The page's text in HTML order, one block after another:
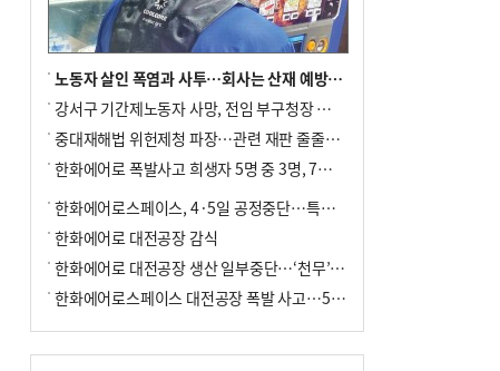
노동자 살인 폭염과 사투…회사는 산재 예방·전기료 절감 전력
강서구 기간제노동자 사망, 전임 부구청장 檢 송치
중대재해법 위헌제청 파장…관련 재판 줄줄이 브레이크
한화에어로 폭발사고 희생자 5명 중 3명, 7일 영면
한화에어로스페이스, 4·5일 공정중단…특별 안전점검
한화에어로 대전공장 감식
한화에어로 대전공장 생산 일부중단…‘천무’ 수출 비상
한화에어로스페이스 대전공장 폭발 사고…5명 사망·2명 부상(종합)